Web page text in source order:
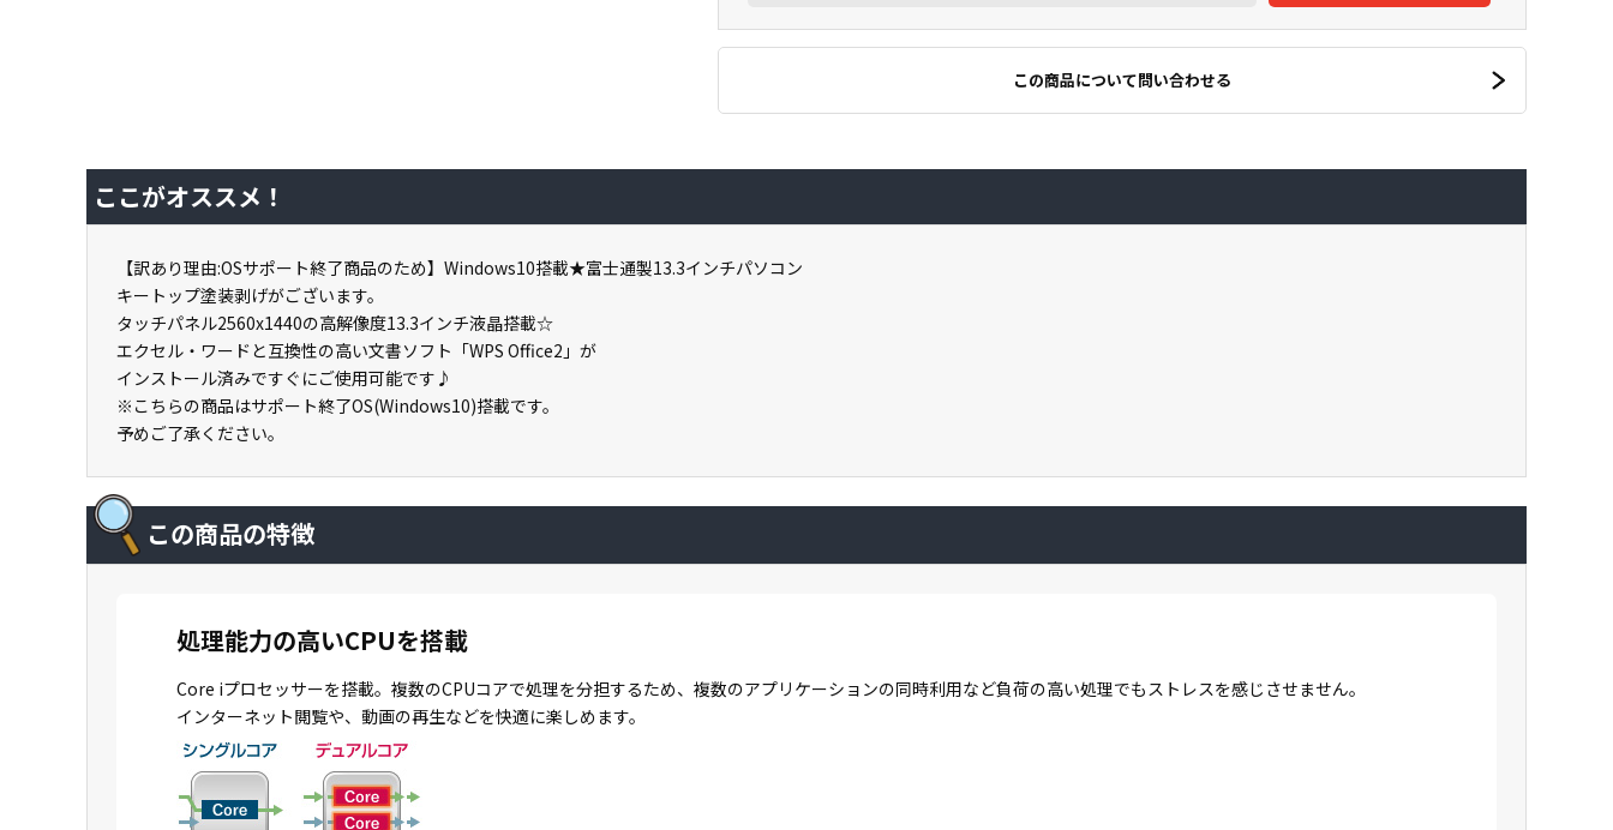
この商品について問い合わせる
ここがオススメ！
【訳あり理由:OSサポート終了商品のため】Windows10搭載★富士通製13.3インチパソコン
キートップ塗装剥げがございます。
タッチパネル2560x1440の高解像度13.3インチ液晶搭載☆
エクセル・ワードと互換性の高い文書ソフト「WPS Office2」が
インストール済みですぐにご使用可能です♪
※こちらの商品はサポート終了OS(Windows10)搭載です。
予めご了承ください。
この商品の特徴
処理能力の高いCPUを搭載
Core iプロセッサーを搭載。複数のCPUコアで処理を分担するため、複数のアプリケーションの同時利用など負荷の高い処理でもストレスを感じさせません。
インターネット閲覧や、動画の再生などを快適に楽しめます。